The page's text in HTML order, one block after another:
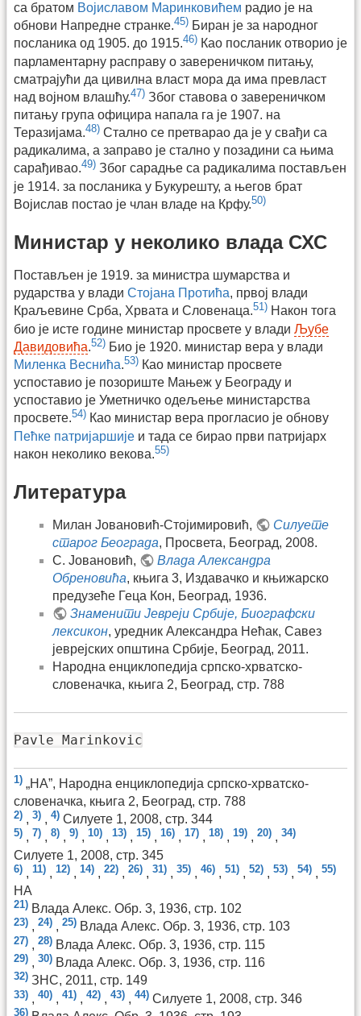
са братом Војиславом Маринковићем радио је на
обнови Напредне странке.45) Биран је за народног
посланика од 1905. до 1915.46) Као посланик отворио је
парламентарну расправу о завереничком питању,
сматрајући да цивилна власт мора да има превласт
над војном влашћу.47) Због ставова о завереничком
питању група официра напала га је 1907. на
Теразијама.48) Стално се претварао да је у свађи са
радикалима, а заправо је стално у позадини са њима
сарађивао.49) Због сарадње са радикалима постављен
је 1914. за посланика у Букурешту, а његов брат
Војислав постао је члан владе на Крфу.50)
Министар у неколико влада СХС
Постављен је 1919. за министра шумарства и
рударства у влади Стојана Протића, првој влади
Краљевине Срба, Хрвата и Словенаца.51) Након тога
био је исте године министар просвете у влади Љубе
Давидовића.52) Био је 1920. министар вера у влади
Миленка Веснића.53) Као министар просвете
успоставио је позориште Мањеж у Београду и
успоставио је Уметничко одељење министарства
просвете.54) Као министар вера прогласио је обнову
Пећке патријаршије и тада се бирао први патријарх
након неколико векова.55)
Литература
Милан Јовановић-Стојимировић,
Силуете
старог Београда, Просвета, Београд, 2008.
С. Јовановић,
Влада Александра
Обреновића, књига 3, Издавачко и књижарско
предузеће Геца Кон, Београд, 1936.
Знаменити Јевреји Србије, Биографски
лексикон, уредник Александра Нећак, Савез
јеврејских општина Србије, Београд, 2011.
Народна енциклопедија српско-хрватско-
словеначка, књига 2, Београд, стр. 788
Pavle Marinkovic
1) „НА”, Народна енциклопедија српско-хрватско-
словеначка, књига 2, Београд, стр. 788
2) , 3) , 4) Силуете 1, 2008, стр. 344
5) , 7) , 8) , 9) , 10) , 13) , 15) , 16) , 17) , 18) , 19) , 20) , 34)
Силуете 1, 2008, стр. 345
6) , 11) , 12) , 14) , 22) , 26) , 31) , 35) , 46) , 51) , 52) , 53) , 54) , 55)
НА
21) Влада Алекс. Обр. 3, 1936, стр. 102
23) , 24) , 25) Влада Алекс. Обр. 3, 1936, стр. 103
27) , 28) Влада Алекс. Обр. 3, 1936, стр. 115
29) , 30) Влада Алекс. Обр. 3, 1936, стр. 116
32) ЗНС, 2011, стр. 149
33) , 40) , 41) , 42) , 43) , 44) Силуете 1, 2008, стр. 346
36)